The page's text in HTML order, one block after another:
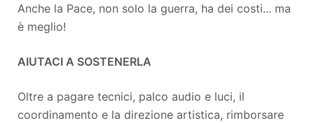
Anche la Pace, non solo la guerra, ha dei costi... ma
è meglio!
AIUTACI A SOSTENERLA
Oltre a pagare tecnici, palco audio e luci, il
coordinamento e la direzione artistica, rimborsare